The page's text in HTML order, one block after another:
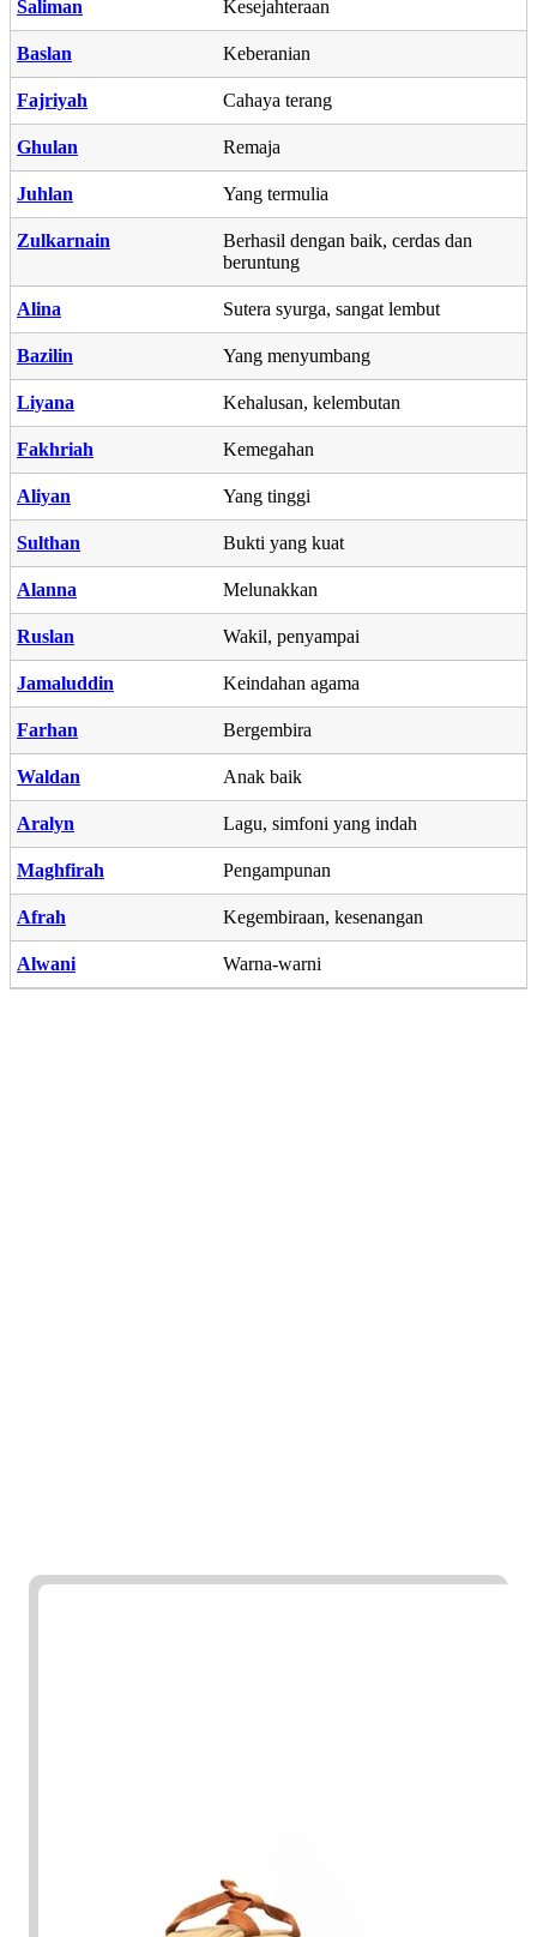
Saliman Kesejahteraan
Baslan Keberanian
Fajriyah Cahaya terang
Ghulan Remaja
Juhlan Yang termulia
Zulkarnain
Berhasil dengan baik, cerdas dan
beruntung
Alina Sutera syurga, sangat lembut
Bazilin Yang menyumbang
Liyana Kehalusan, kelembutan
Fakhriah Kemegahan
Aliyan Yang tinggi
Sulthan Bukti yang kuat
Alanna Melunakkan
Ruslan Wakil, penyampai
Jamaluddin Keindahan agama
Farhan Bergembira
Waldan Anak baik
Aralyn Lagu, simfoni yang indah
Maghfirah Pengampunan
Afrah Kegembiraan, kesenangan
Alwani Warna-warni